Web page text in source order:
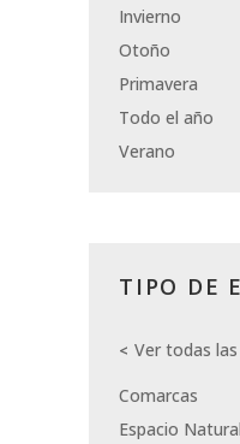
Invierno
Otoño
Primavera
Todo el año
Verano
TIPO DE
Ver todas
Comarcas
Espacio Natural